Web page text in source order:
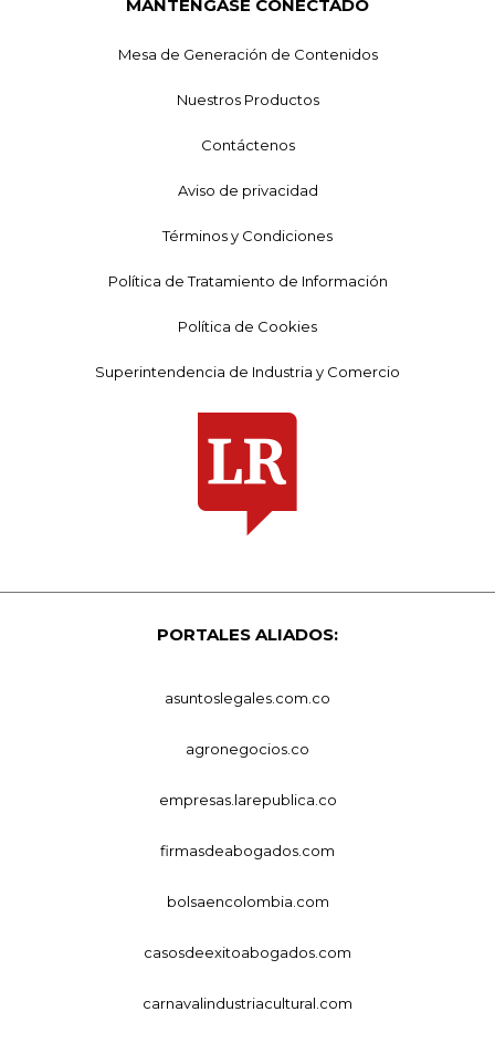
MANTÉNGASE CONECTADO
Mesa de Generación de Contenidos
Nuestros Productos
Contáctenos
Aviso de privacidad
Términos y Condiciones
Política de Tratamiento de Información
Política de Cookies
Superintendencia de Industria y Comercio
PORTALES ALIADOS:
asuntoslegales.com.co
agronegocios.co
empresas.larepublica.co
firmasdeabogados.com
bolsaencolombia.com
casosdeexitoabogados.com
carnavalindustriacultural.com